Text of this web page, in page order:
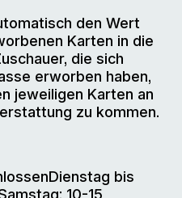
den Wert
Karten in die
die sich
erworben haben,
jeweiligen Karten an
zu kommen.
bis
10-15